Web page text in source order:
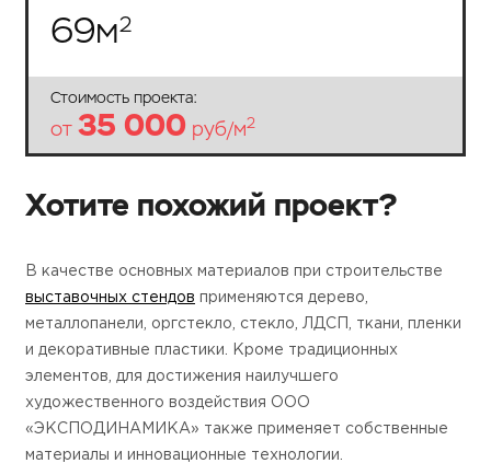
Стоимость проекта:
от 35 000 руб/м2
69м2
Хотите похожий проект?
В качестве основных материалов при строительстве
выставочных стендов применяются дерево,
металлопанели, оргстекло, стекло, ЛДСП, ткани, пленки
и декоративные пластики. Кроме традиционных
элементов, для достижения наилучшего
художественного воздействия ООО
«ЭКСПОДИНАМИКА» также применяет собственные
материалы и инновационные технологии.